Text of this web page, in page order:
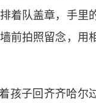
着队盖章，手里
前拍照留念，用
孩子回齐齐哈尔